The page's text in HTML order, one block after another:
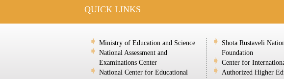
QUICK LINKS
Ministry of Education and Science
National Assessment and
Examinations Center
National Center for Educational
Shota Rustaveli
Foundation
Center for
Authorized Higher